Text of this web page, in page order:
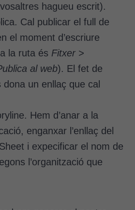
hagueu escrit).
Cal publicar el full de
el moment d’escriure
la ruta és Fitxer >
al web). El fet de
dona un enllaç que cal
Hem d’anar a la
enganxar l’enllaç del
i expecificar el nom de
l’organització que